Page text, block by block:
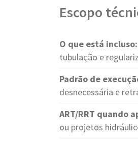
Escopo
O que está incluso:
tubulação e
Padrão de
desnecessária e
ART/RRT quando
ou projetos